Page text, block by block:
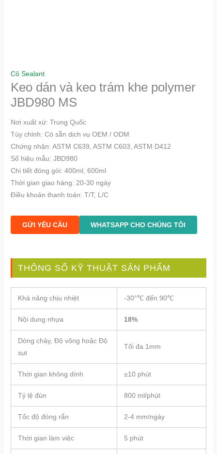
Cô Sealant
Keo dán và keo trám khe polymer
JBD980 MS
Nơi xuất xứ: Trung Quốc
Tùy chỉnh: Có sẵn dịch vụ OEM / ODM
Chứng nhận: ASTM C639, ASTM C603, ASTM D412
Số hiệu mẫu: JBD980
Chi tiết đóng gói: 400ml, 600ml
Thời gian giao hàng: 20-30 ngày
Điều khoản thanh toán: T/T, L/C
GỬI YÊU CẦU WHATSAPP CHO CHÚNG TÔI
THÔNG SỐ KỸ THUẬT SẢN PHẨM
Khả năng chịu nhiệt -30°℃ đến 90℃
Nội dung nhựa 18%
Dòng chảy, Độ võng hoặc Độ
sụt
Tối đa 1mm
Thời gian không dính ≤10 phút
Tỷ lệ đùn 800 ml/phút
Tốc độ đóng rắn 2-4 mm/ngày
Thời gian làm việc 5 phút